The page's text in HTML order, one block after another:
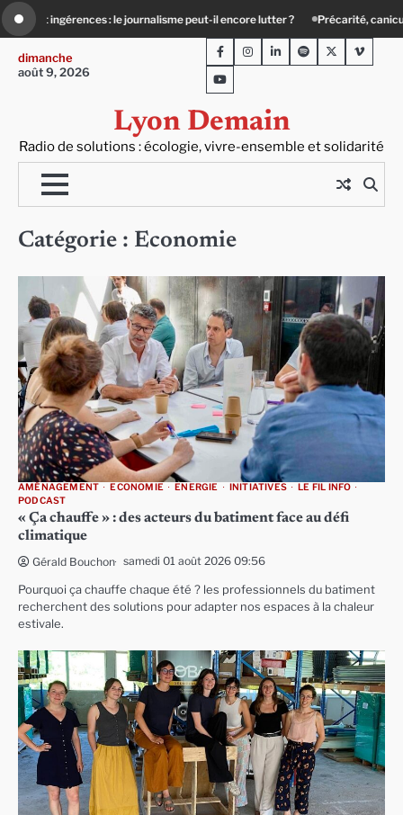
Skip
to
content
: quand le lien social devient essentiel Le Teil Villeurbanne : un
dimanche
août 9, 2026
Lyon Demain
Radio de solutions : écologie, vivre-ensemble et solidarité
FacebookInstagram
LinkedInSpotifyTwitterViméo
Youtube
Catégorie : Economie
AMÉNAGEMENT ECONOMIE ENERGIE INITIATIVES
LE FIL INFO
PODCAST
« Ça chauffe » : des acteurs du batiment face au défi
climatique
Gérald Bouchon samedi 01 août 2026 09:56
Pourquoi ça chauffe chaque été ? les professionnels du batiment
recherchent des solutions pour adapter nos espaces à la chaleur
estivale.